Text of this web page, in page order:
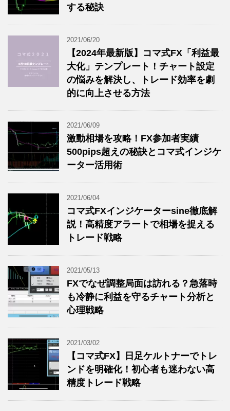
する秘訣
2021/06/20
【2024年最新版】コマ式FX「利益最
大化」テンプレート！チャート設定
の悩みを解決し、トレード効率を劇
的に向上させる方法
2021/06/09
激動相場を攻略！FX参加者実績
500pips超えの秘訣とコマ式インジケ
ーター活用術
2021/06/04
コマ式FXインジケーターsine徹底解
説！高精度アラートで相場を捉える
トレード戦略
2021/05/13
FXでなぜ調整局面は訪れる？急落時
も冷静に利益を守るチャート分析と
心理戦略
2021/03/02
【コマ式FX】日足ケルトナーでトレ
ンドを明確化！初心者も迷わない高
精度トレード戦略